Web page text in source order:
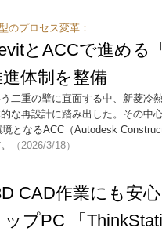
のプロセス変革：
とACCで進め
体制を整備
二重の壁に直面する中、新菱冷
な再設計に踏み出した。その中
となるACC（Autodesk
（2026/3/18）
CAD作業にも安
プPC 「